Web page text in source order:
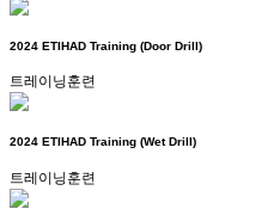
2024 ETIHAD Training (Door Drill)
트레이닝훈련
2024 ETIHAD Training (Wet Drill)
트레이닝훈련